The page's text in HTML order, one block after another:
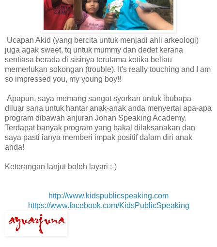
Ucapan Akid (yang bercita untuk menjadi ahli arkeologi)
juga agak sweet, tq untuk mummy dan dedet kerana
sentiasa berada di sisinya terutama ketika beliau
memerlukan sokongan (trouble). It's really touching and I am
so impressed you, my young boy!!
Apapun, saya memang sangat syorkan untuk ibubapa
diluar sana untuk hantar anak-anak anda menyertai apa-apa
program dibawah anjuran Johan Speaking Academy.
Terdapat banyak program yang bakal dilaksanakan dan
saya pasti ianya memberi impak positif dalam diri anak
anda!
Keterangan lanjut boleh layari :-)
http://www.kidspublicspeaking.com
https://www.facebook.com/KidsPublicSpeaking